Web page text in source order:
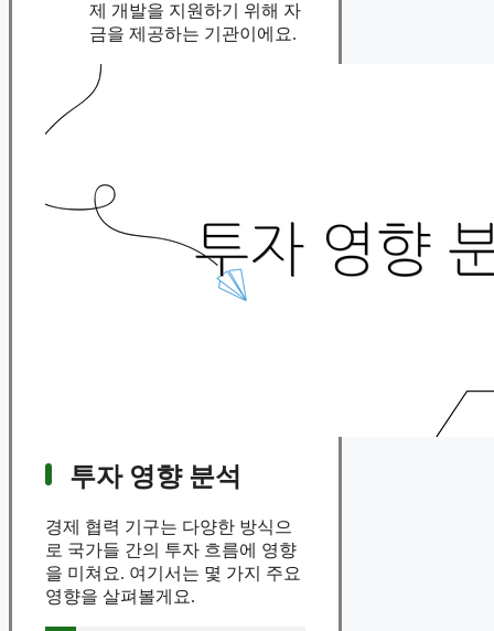
제 개발을 지원하기 위해 자
금을 제공하는 기관이에요.
투자 영향 분석
경제 협력 기구는 다양한 방식으
로 국가들 간의 투자 흐름에 영향
을 미쳐요. 여기서는 몇 가지 주요
영향을 살펴볼게요.